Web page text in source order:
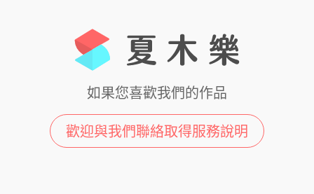
如果您喜歡我們的作品
歡迎與我們聯絡取得服務說明